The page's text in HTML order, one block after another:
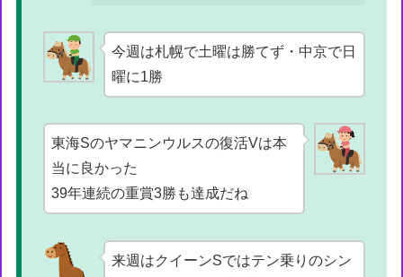
今週は札幌で土曜は勝てず・中京で日
曜に1勝
東海Sのヤマニンウルスの復活Vは本
当に良かった
39年連続の重賞3勝も達成だね
来週はクイーンSではテン乗りのシン